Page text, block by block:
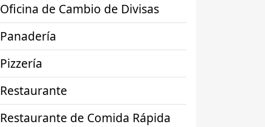
Oficina de Cambio de Divisas
Panadería
Pizzería
Restaurante
Restaurante de Comida Rápida